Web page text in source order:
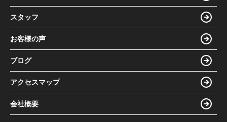
スタッフ
お客様の声
ブログ
アクセスマップ
会社概要